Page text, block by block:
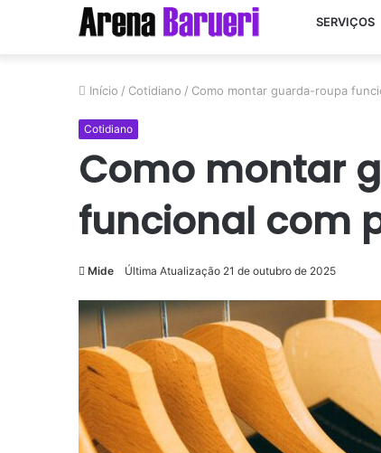
SERVIÇOS
Início / Cotidiano / Como montar guarda-roupa
Cotidiano
Como montar
funcional com
Mide Última Atualização 21 de outubro de 2025